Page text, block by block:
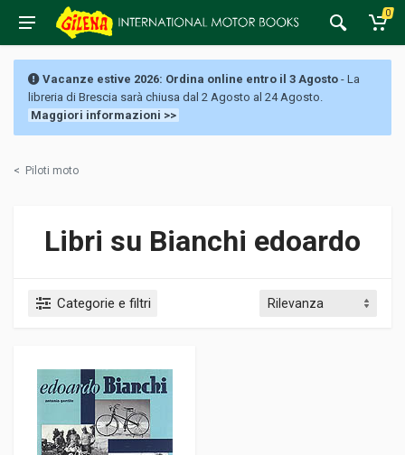
0
Vacanze estive 2026: Ordina online entro il 3 Agosto - La
libreria di Brescia sarà chiusa dal 2 Agosto al 24 Agosto.
Maggiori informazioni >>
< Piloti moto
Libri su Bianchi edoardo
Categorie e filtri